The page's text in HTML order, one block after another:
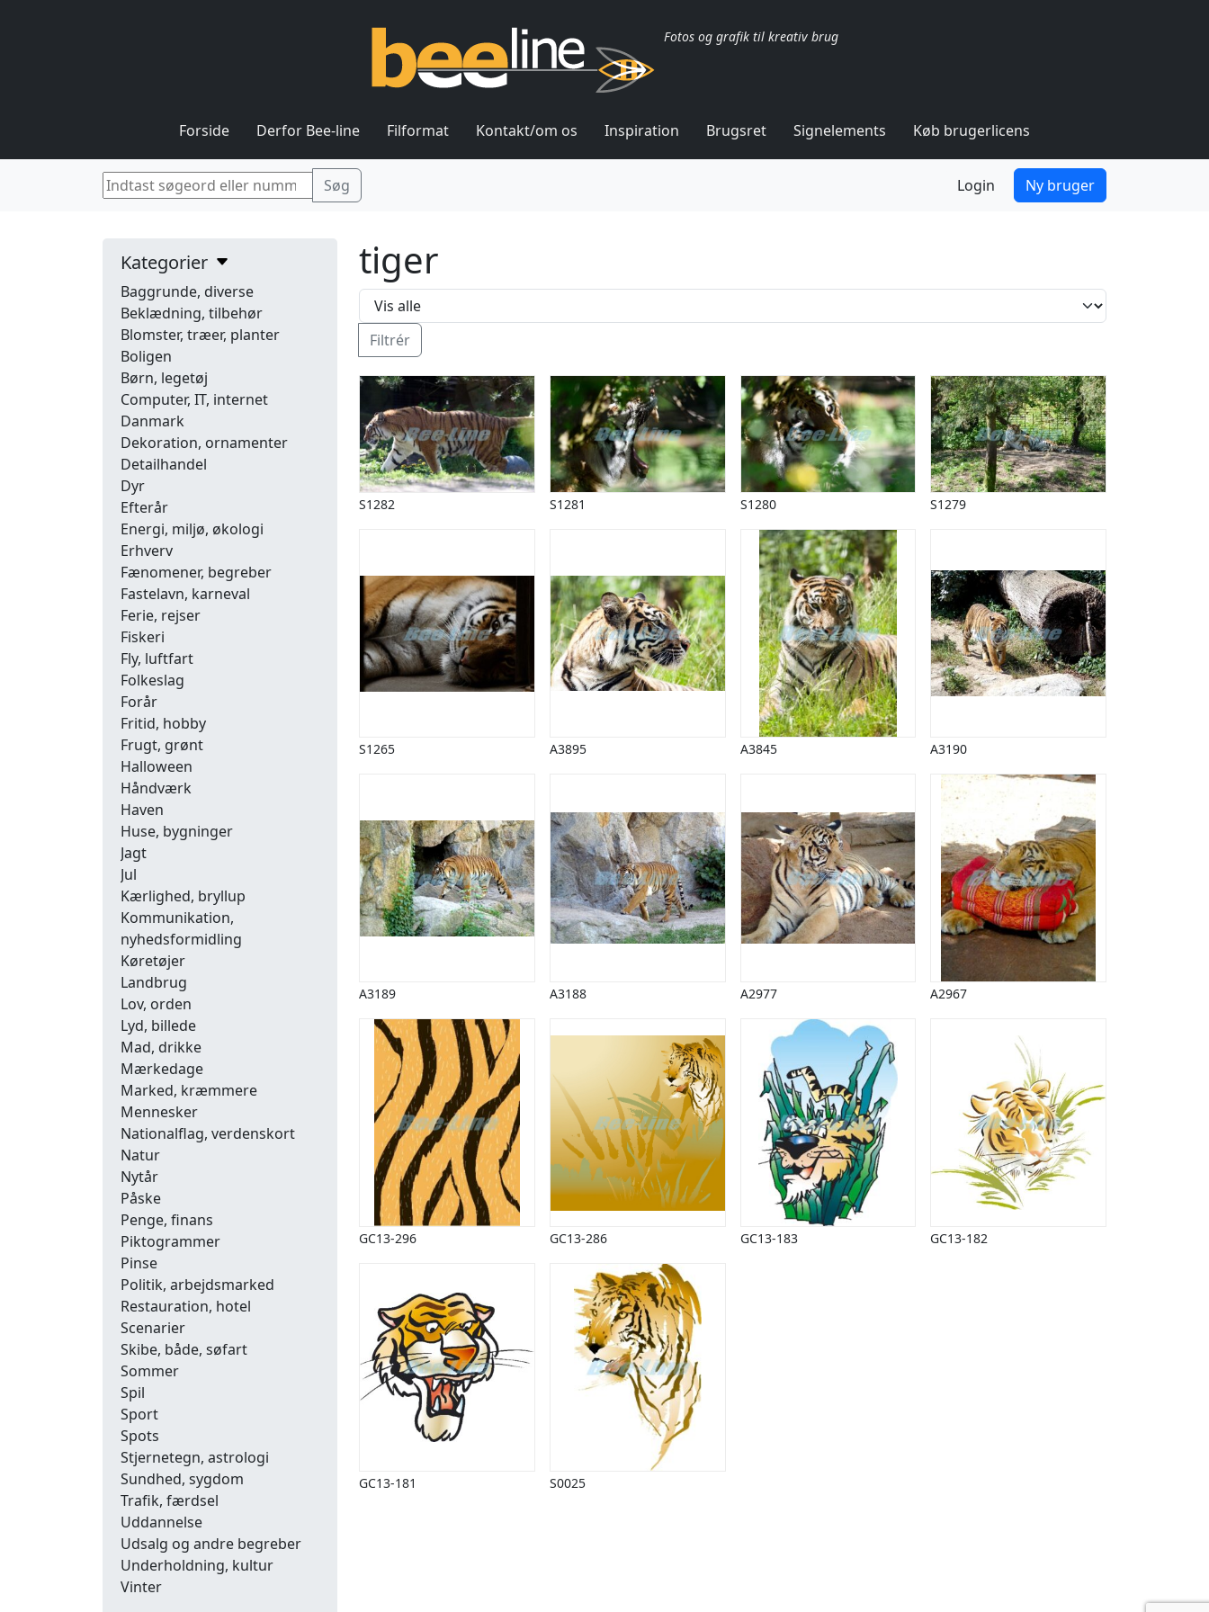
Fotos og grafik til kreativ brug
Forside Derfor Bee-line Filformat Kontakt/om os Inspiration Brugsret Signelements Køb brugerlicens
Login Ny bruger
Kategorier
Baggrunde, diverse
Beklædning, tilbehør
Blomster, træer, planter
Boligen
Børn, legetøj
Computer, IT, internet
Danmark
Dekoration, ornamenter
Detailhandel
Dyr
Efterår
Energi, miljø, økologi
Erhverv
Fænomener, begreber
Fastelavn, karneval
Ferie, rejser
Fiskeri
Fly, luftfart
Folkeslag
Forår
Fritid, hobby
Frugt, grønt
Halloween
Håndværk
Haven
Huse, bygninger
Jagt
Jul
Kærlighed, bryllup
Kommunikation,
nyhedsformidling
Køretøjer
Landbrug
Lov, orden
Lyd, billede
Mad, drikke
Mærkedage
Marked, kræmmere
Mennesker
Nationalflag, verdenskort
Natur
Nytår
Påske
Penge, finans
Piktogrammer
Pinse
Politik, arbejdsmarked
Restauration, hotel
Scenarier
Skibe, både, søfart
Sommer
Spil
Sport
Spots
Stjernetegn, astrologi
Sundhed, sygdom
Trafik, færdsel
Uddannelse
Udsalg og andre begreber
Underholdning, kultur
Vinter
tiger
Filtrér
S1282 S1281 S1280 S1279
S1265 A3895 A3845 A3190
A3189 A3188 A2977 A2967
GC13-296 GC13-286 GC13-183 GC13-182
GC13-181 S0025